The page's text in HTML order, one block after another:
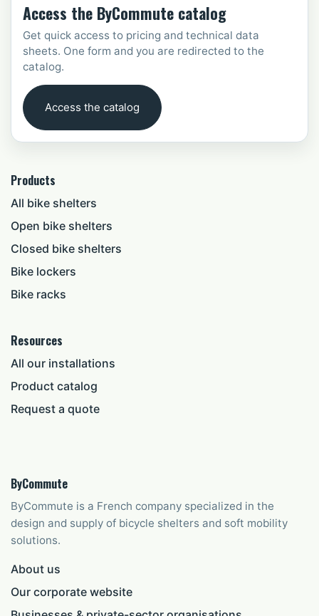
Access the ByCommute catalog
Get quick access to pricing and technical data
sheets. One form and you are redirected to the
catalog.
Access the catalog
Products
All bike shelters
Open bike shelters
Closed bike shelters
Bike lockers
Bike racks
Resources
All our installations
Product catalog
Request a quote
ByCommute
ByCommute is a French company specialized in the
design and supply of bicycle shelters and soft mobility
solutions.
About us
Our corporate website